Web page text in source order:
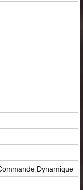
Dynamique